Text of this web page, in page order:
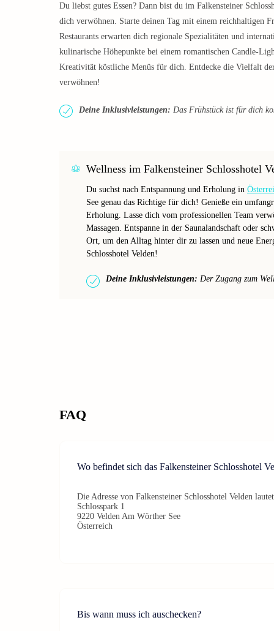
Du liebst gutes Essen? Dann bist du im Falkensteiner
dich verwöhnen. Starte deinen Tag mit einem reichhaltigen
Restaurants erwarten dich regionale Spezialitäten und
kulinarische Höhepunkte bei einem romantischen Candle-
Kreativität köstliche Menüs für dich. Entdecke die Vielfalt
verwöhnen!
Deine Inklusivleistungen: Das Frühstück ist für dich
Wellness im Falkensteiner Schlosshotel
Du suchst nach Entspannung und Erholung in
See genau das Richtige für dich! Genieße ein
Erholung. Lasse dich vom professionellen Team
Massagen. Entspanne in der Saunalandschaft oder
Ort, um den Alltag hinter dir zu lassen und neue
Schlosshotel Velden!
Deine Inklusivleistungen: Der Zugang zum
FAQ
Wo befindet sich das Falkensteiner Schlosshotel
Die Adresse von Falkensteiner Schlosshotel Velden
Schlosspark 1
9220 Velden Am Wörther See
Österreich
Bis wann muss ich auschecken?